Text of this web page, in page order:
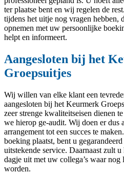
ter plaatse bent en wij regelen de
tijdens het uitje nog vragen hebben,
opnemen met uw persoonlijke
helpt en informeert.
Aangesloten bij het
Groepsuitjes
Wij willen van elke klant een
aangesloten bij het Keurmerk
zeer strenge kwaliteitseisen dienen
we hierop ge-audit. Wij doen er dus
arrangement tot een succes te
boeking plaatst, bent u
uitstekende service. Daarnaast zult
dagje uit met uw collega’s waar nog
worden.